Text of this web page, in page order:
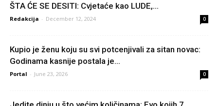
ŠTA ĆE SE DESITI: Cvjetaće kao LUDE,...
Redakcija - December 12, 2024 0
Kupio je ženu koju su svi potcenjivali za sitan novac:
Godinama kasnije postala je...
Portal - June 23, 2026 0